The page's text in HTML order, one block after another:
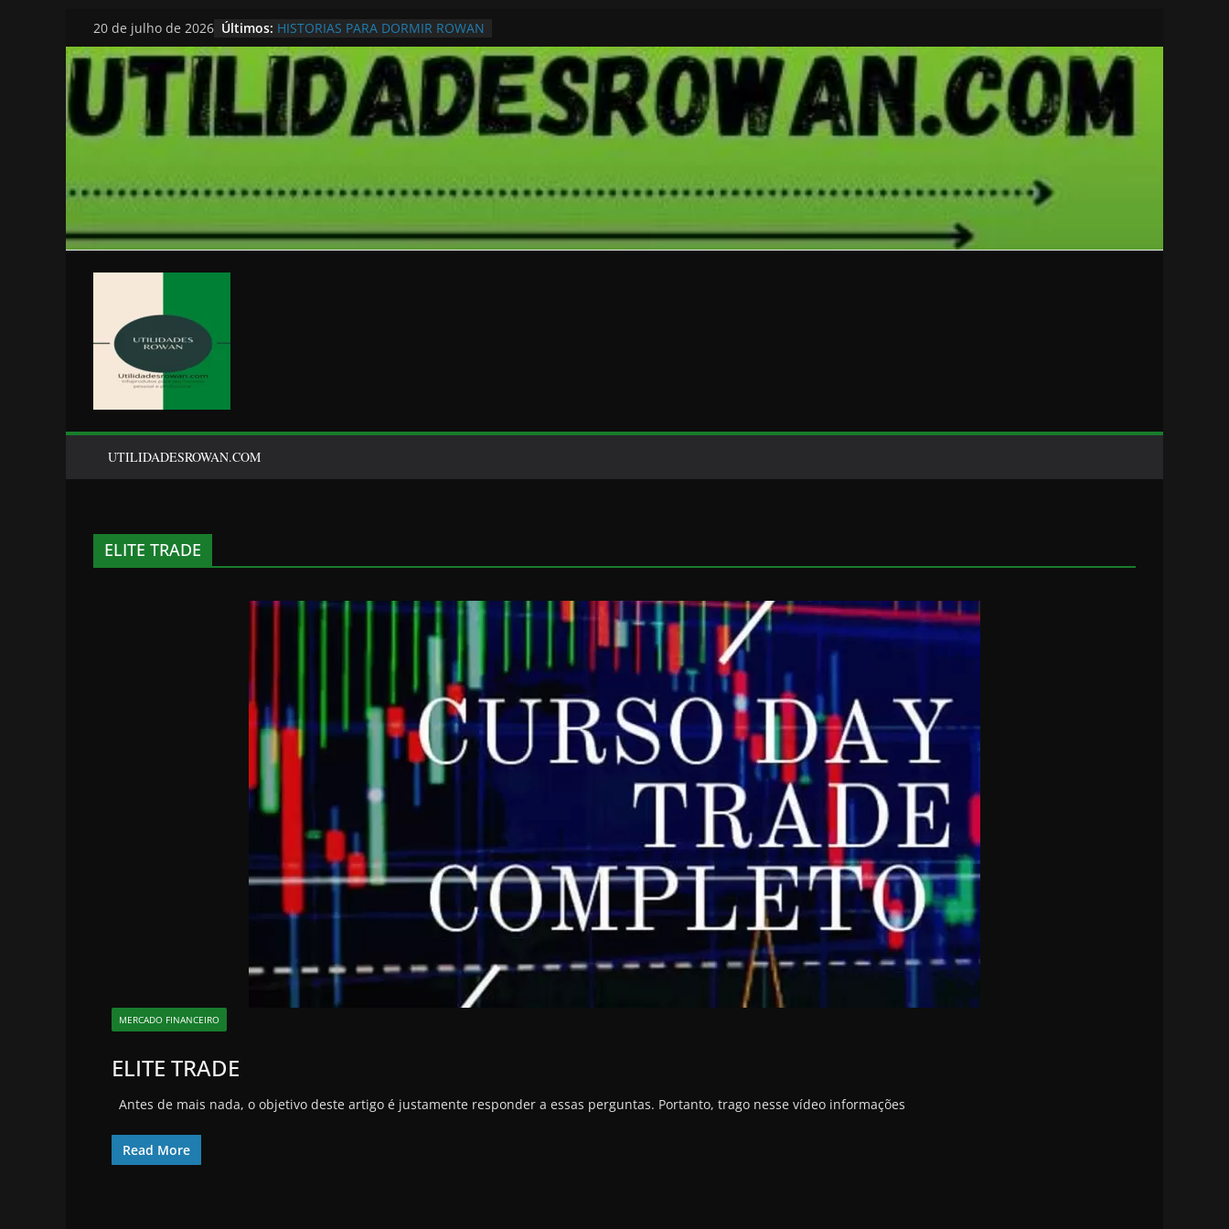
Pular
para
o
conteúdo
20 de julho de 2026 Últimos: HISTORIAS PARA DORMIR ROWAN
UTILIDADESROWAN.COM
ELITE TRADE
MERCADO FINANCEIRO
ELITE TRADE
Antes de mais nada, o objetivo deste artigo é justamente responder a essas perguntas. Portanto, trago nesse vídeo informações
Read More